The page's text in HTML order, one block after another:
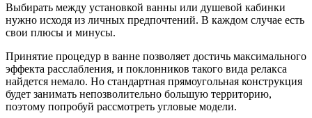
Выбирать между установкой ванны или душевой кабинки
нужно исходя из личных предпочтений. В каждом случае есть
свои плюсы и минусы.
Принятие процедур в ванне позволяет достичь максимального
эффекта расслабления, и поклонников такого вида релакса
найдется немало. Но стандартная прямоугольная конструкция
будет занимать непозволительно большую территорию,
поэтому попробуй рассмотреть угловые модели.